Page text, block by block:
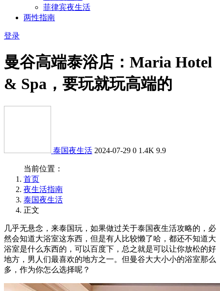
菲律宾夜生活
两性指南
登录
曼谷高端泰浴店：Maria Hotel
& Spa，要玩就玩高端的
泰国夜生活 2024-07-29 0 1.4K 9.9
当前位置：
首页
夜生活指南
泰国夜生活
正文
几乎无悬念，来泰国玩，如果做过关于泰国夜生活攻略的，必
然会知道大浴室这东西，但是有人比较懒了哈，都还不知道大
浴室是什么东西的，可以百度下，总之就是可以让你放松的好
地方，男人们最喜欢的地方之一。但曼谷大大小小的浴室那么
多，作为你怎么选择呢？